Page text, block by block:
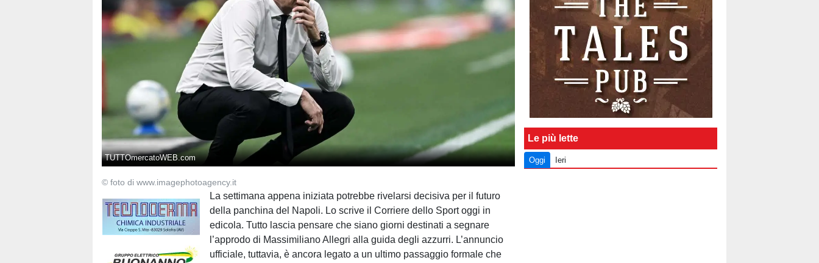
TUTTOmercatoWEB.com
© foto di www.imagephotoagency.it
La settimana appena iniziata potrebbe rivelarsi decisiva per il futuro
della panchina del Napoli. Lo scrive il Corriere dello Sport oggi in
edicola. Tutto lascia pensare che siano giorni destinati a segnare
l’approdo di Massimiliano Allegri alla guida degli azzurri. L’annuncio
ufficiale, tuttavia, è ancora legato a un ultimo passaggio formale che
Le più lette
Oggi Ieri